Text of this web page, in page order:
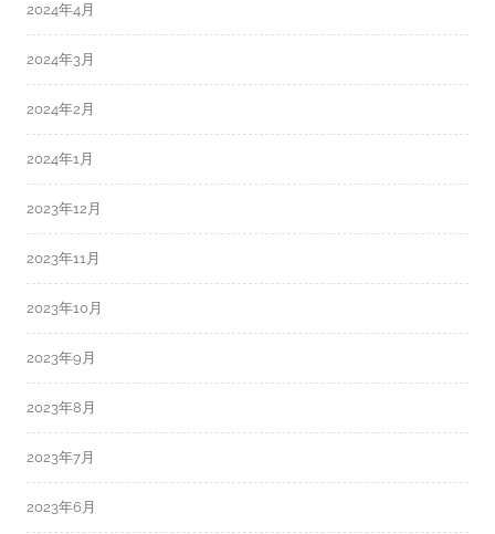
2024年4月
2024年3月
2024年2月
2024年1月
2023年12月
2023年11月
2023年10月
2023年9月
2023年8月
2023年7月
2023年6月